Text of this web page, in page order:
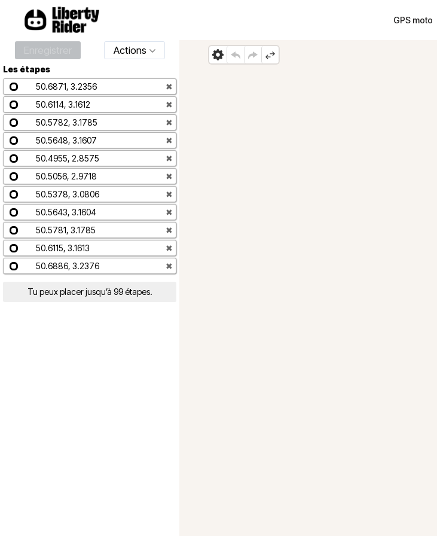
GPS moto
Actions
Les étapes
50.6871, 3.2356
✖
50.6114, 3.1612
✖
50.5782, 3.1785
✖
50.5648, 3.1607
✖
50.4955, 2.8575
✖
50.5056, 2.9718
✖
50.5378, 3.0806
✖
50.5643, 3.1604
✖
50.5781, 3.1785
✖
50.6115, 3.1613
✖
50.6886, 3.2376
✖
Tu peux placer jusqu’à 99 étapes.